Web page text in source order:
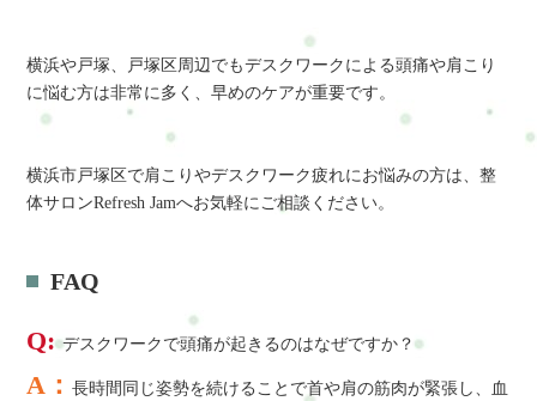
横浜や戸塚、戸塚区周辺でもデスクワークによる頭痛や肩こり
に悩む方は非常に多く、早めのケアが重要です。
横浜市戸塚区で肩こりやデスクワーク疲れにお悩みの方は、整
体サロンRefresh Jamへお気軽にご相談ください。
FAQ
Q:デスクワークで頭痛が起きるのはなぜですか？
A：長時間同じ姿勢を続けることで首や肩の筋肉が緊張し、血